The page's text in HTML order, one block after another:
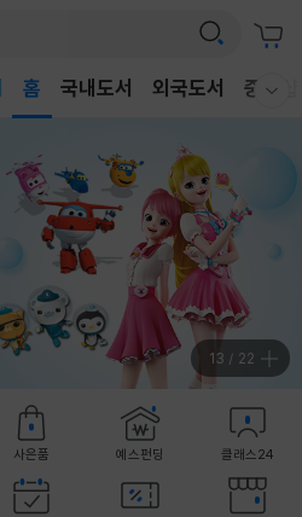
홈 국내도서 외국도서 중고샵
13 / 22
사은품 예스펀딩 클래스24